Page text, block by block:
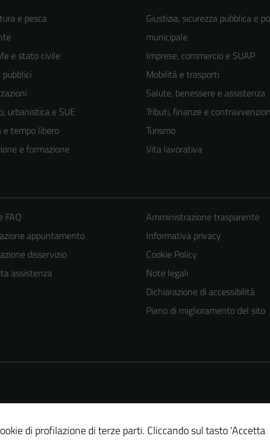
e pesca
e stato civile
urbanistica e SUE
e tempo libero
e formazione
Giustizia, sicurezza pubblica e
municipale
Imprese, commercio e SUAP
Mobilità e trasporti
Salute, benessere e assistenza
Tributi, finanze e
Turismo
Vita lavorativa
FAQ
appuntamento
disservizio
assistenza
Amministrazione trasparente
Informativa privacy
Cookie Policy
Note legali
Dichiarazione di accessibilità
Piano di miglioramento del sito
di profilazione di terze parti. Cliccando sul tasto 'Accetta
Tecnici